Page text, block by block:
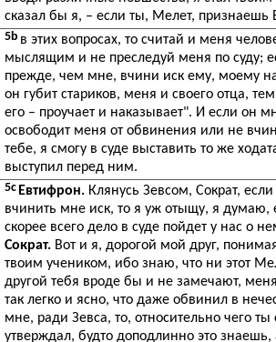
сказал бы я, – если ты, Мелет,
5b в этих вопросах, то считай и меня
мыслящим и не преследуй меня по суду;
прежде, чем мне, вчини иск ему, моему
он губит стариков, меня и своего отца,
его – проучает и наказывает". И если он
освободит меня от обвинения или не
тебе, я смогу в суде выставить то же
выступил перед ним.
5c Евтифрон. Клянусь Зевсом, Сократ,
вчинить мне иск, то я уж отыщу, я думаю,
скорее всего дело в суде пойдет у нас о
Сократ. Вот и я, дорогой мой друг,
твоим учеником, ибо знаю, что ни этот
другой тебя вроде бы и не замечают,
так легко и ясно, что даже обвинил в
мне, ради Зевса, то, относительно чего ты
утверждал, будто доподлинно это